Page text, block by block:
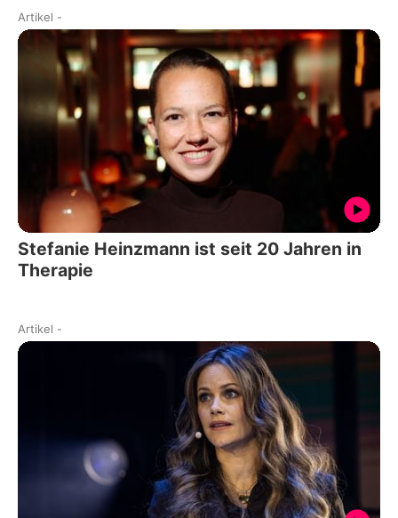
Artikel -
Stefanie Heinzmann ist seit 20 Jahren in
Therapie
Artikel -